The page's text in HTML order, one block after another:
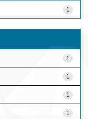
1
1
1
1
1